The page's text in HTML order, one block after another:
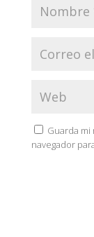
Guarda
navegador